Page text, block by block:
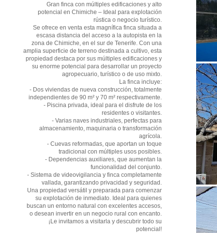
Gran finca con múltiples edificaciones y alto
potencial en Chimiche – Ideal para explotación
rústica o negocio turístico.
Se ofrece en venta esta magnífica finca situada a
escasa distancia del acceso a la autopista en la
zona de Chimiche, en el sur de Tenerife. Con una
amplia superficie de terreno destinada a cultivo, esta
propiedad destaca por sus múltiples edificaciones y
su enorme potencial para desarrollar un proyecto
agropecuario, turístico o de uso mixto.
La finca incluye:
- Dos viviendas de nueva construcción, totalmente
independientes de 90 m² y 70 m² respectivamente.
- Piscina privada, ideal para el disfrute de los
residentes o visitantes.
- Varias naves industriales, perfectas para
almacenamiento, maquinaria o transformación
agrícola.
- Cuevas reformadas, que aportan un toque
tradicional con múltiples usos posibles.
- Dependencias auxiliares, que aumentan la
funcionalidad del conjunto.
- Sistema de videovigilancia y finca completamente
vallada, garantizando privacidad y seguridad.
Una propiedad versátil y preparada para comenzar
su explotación de inmediato. Ideal para quienes
buscan un entorno natural con excelentes accesos,
o desean invertir en un negocio rural con encanto.
¡Le invitamos a visitarla y descubrir todo su
potencial!